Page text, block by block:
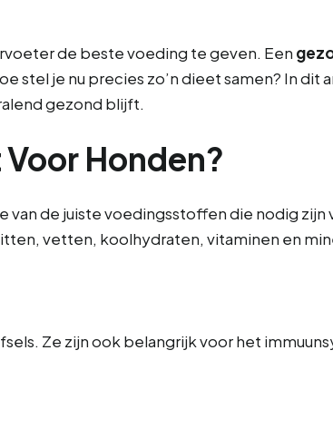
de beste voeding te geven. Een
stel je nu precies zo’n dieet samen? In dit
gezond blijft.
Honden?
de juiste voedingsstoffen die nodig zijn
vetten, koolhydraten, vitaminen en
Ze zijn ook belangrijk voor het